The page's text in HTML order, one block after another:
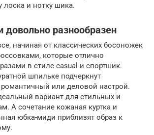
лоска и нотку шика.
довольно разнообразен
начиная от классических босоножек
которые отлично
в стиле casual и спортшик.
шпильке подчеркнут
или деловой настрой.
вариант для стильных и
А сочетание кожаная куртка и
юбка-миди приблизят образ к